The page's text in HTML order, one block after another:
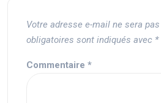
Votre adresse e-mail ne sera
obligatoires sont indiqués avec *
Commentaire *